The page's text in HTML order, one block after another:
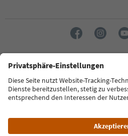
Sprache:
FAQ Kontakt Presse MICE
Zugänglichkeitserklärung